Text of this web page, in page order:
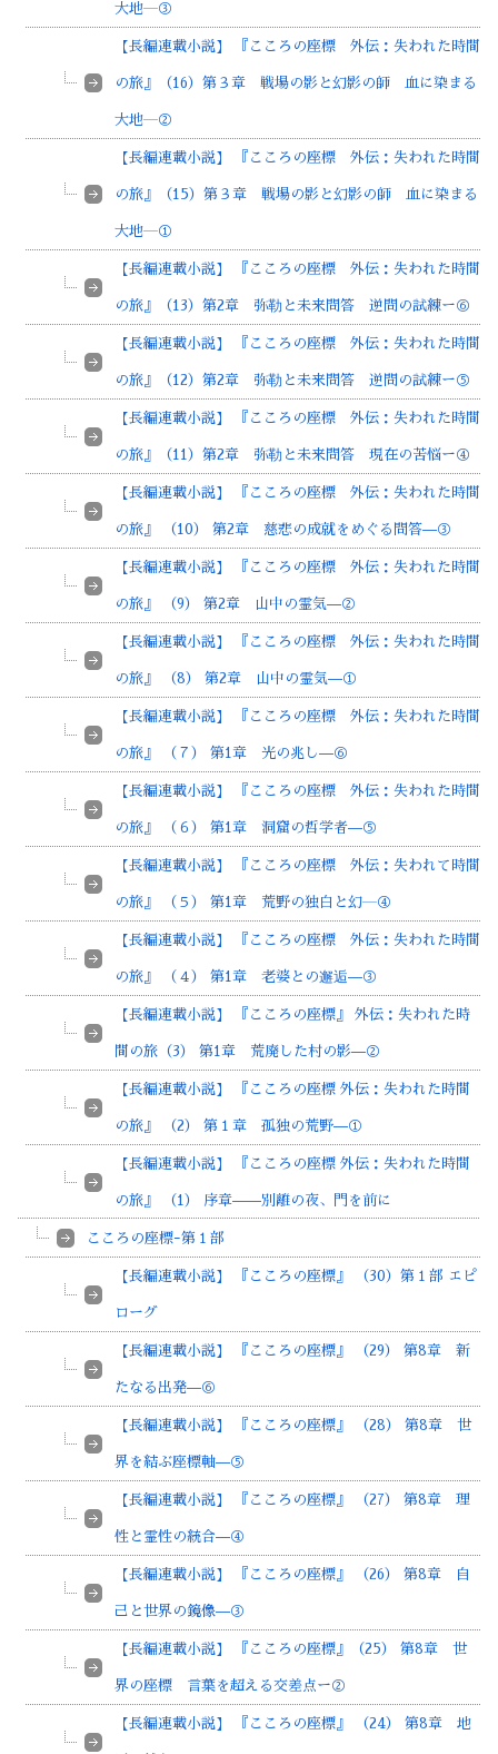
大地―③
【長編連載小説】 『こころの座標 外伝：失われた時間
の旅』（16）第３章 戦場の影と幻影の師 血に染まる
大地―②
【長編連載小説】 『こころの座標 外伝：失われた時間
の旅』（15）第３章 戦場の影と幻影の師 血に染まる
大地―①
【長編連載小説】 『こころの座標 外伝：失われた時間
の旅』（13）第2章 弥勒と未来問答 逆問の試練ー⑥
【長編連載小説】 『こころの座標 外伝：失われた時間
の旅』（12）第2章 弥勒と未来問答 逆問の試練ー⑤
【長編連載小説】 『こころの座標 外伝：失われた時間
の旅』（11）第2章 弥勒と未来問答 現在の苦悩ー④
【長編連載小説】 『こころの座標 外伝：失われた時間
の旅』 （10） 第2章 慈悲の成就をめぐる問答—③
【長編連載小説】 『こころの座標 外伝：失われた時間
の旅』 （9） 第2章 山中の霊気—②
【長編連載小説】 『こころの座標 外伝：失われた時間
の旅』 （8） 第2章 山中の霊気—①
【長編連載小説】 『こころの座標 外伝：失われた時間
の旅』 （７） 第1章 光の兆し—⑥
【長編連載小説】 『こころの座標 外伝：失われた時間
の旅』 （６） 第1章 洞窟の哲学者—⑤
【長編連載小説】 『こころの座標 外伝：失われて時間
の旅』 （５） 第1章 荒野の独白と幻―④
【長編連載小説】 『こころの座標 外伝：失われた時間
の旅』 （４） 第1章 老婆との邂逅—③
【長編連載小説】 『こころの座標』 外伝：失われた時
間の旅（3） 第1章 荒廃した村の影—②
【長編連載小説】 『こころの座標 外伝：失われた時間
の旅』 （2） 第１章 孤独の荒野—①
【長編連載小説】 『こころの座標 外伝：失われた時間
の旅』 （1） 序章——別離の夜、門を前に
こころの座標ｰ第１部
【長編連載小説】 『こころの座標』 （30）第１部 エピ
ローグ
【長編連載小説】 『こころの座標』 （29） 第8章 新
たなる出発—⑥
【長編連載小説】 『こころの座標』 （28） 第8章 世
界を結ぶ座標軸—⑤
【長編連載小説】 『こころの座標』 （27） 第8章 理
性と霊性の統合—④
【長編連載小説】 『こころの座標』 （26） 第8章 自
己と世界の鏡像—③
【長編連載小説】 『こころの座標』（25） 第8章 世
界の座標 言葉を超える交差点ー②
【長編連載小説】 『こころの座標』 （24） 第8章 地